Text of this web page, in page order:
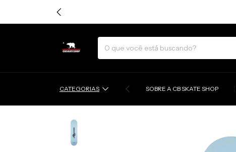
CATEGORIAS SOBRE A CB SKATE SHOP